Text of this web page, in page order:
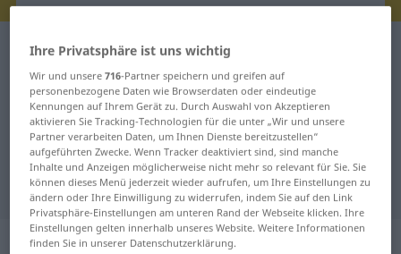
Deutsch-Russisch Wörterbuch
Deutsch-Russisch Übersetzung für
"schwerfällig"
"schwerfällig" Russisch
Übersetzung
„schwerfällig“
Ihre Privatsphäre ist uns wichtig
Wir und unsere716-Partner speichern und greifen auf
personenbezogene Daten wie Browserdaten oder eindeutige
Kennungen auf Ihrem Gerät zu. Durch Auswahl von Akzeptieren
aktivieren Sie Tracking-Technologien für die unter „Wir und unsere
Partner verarbeiten Daten, um Ihnen Dienste bereitzustellen“
aufgeführten Zwecke. Wenn Tracker deaktiviert sind, sind manche
Inhalte und Anzeigen möglicherweise nicht mehr so relevant für Sie. Sie
können dieses Menü jederzeit wieder aufrufen, um Ihre Einstellungen zu
ändern oder Ihre Einwilligung zu widerrufen, indem Sie auf den Link
Privatsphäre-Einstellungen am unteren Rand der Webseite klicken. Ihre
Einstellungen gelten innerhalb unseres Website. Weitere Informationen
finden Sie in unserer Datenschutzerklärung.